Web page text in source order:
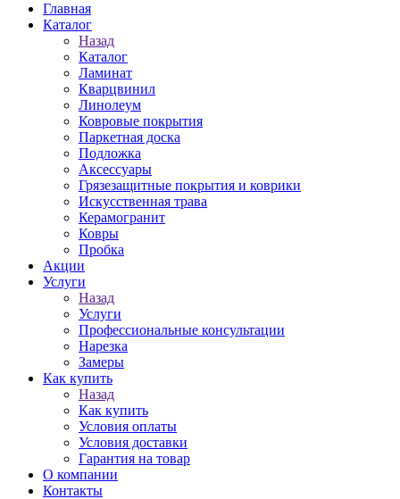
Главная
Каталог
Назад
Каталог
Ламинат
Кварцвинил
Линолеум
Ковровые покрытия
Паркетная доска
Подложка
Аксессуары
Грязезащитные покрытия и коврики
Искусственная трава
Керамогранит
Ковры
Пробка
Акции
Услуги
Назад
Услуги
Профессиональные консультации
Нарезка
Замеры
Как купить
Назад
Как купить
Условия оплаты
Условия доставки
Гарантия на товар
О компании
Контакты